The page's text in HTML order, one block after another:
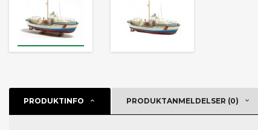
PRODUKTINFO PRODUKTANMELDELSER (0)